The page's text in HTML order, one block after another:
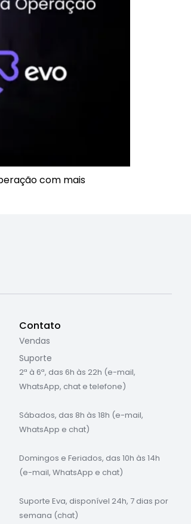
com mais
Contato
Vendas
Suporte
2ª à 6ª, das 6h às 22h (e-mail,
WhatsApp, chat e telefone)
Sábados, das 8h às 18h (e-mail,
WhatsApp e chat)
Domingos e Feriados, das 10h às 14h
(e-mail, WhatsApp e chat)
Suporte Eva, disponível 24h, 7 dias por
semana (chat)